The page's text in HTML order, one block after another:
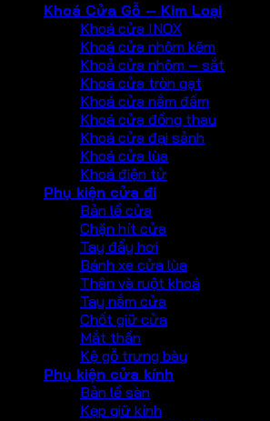
Khoá Cửa Gỗ – Kim Loại
Khoá cửa INOX
Khoá cửa nhôm kẽm
Khoả cửa nhôm – sắt
Khoá cửa tròn gạt
Khoá cửa nắm đấm
Khoá cửa đồng thau
Khoá cửa đại sảnh
Khoá cửa lùa
Khoá điện tử
Phụ kiện cửa đi
Bản lề cửa
Chặn hít cửa
Tay đẩy hơi
Bánh xe cửa lùa
Thân và ruột khoá
Tay nắm cửa
Chốt giữ cửa
Mắt thần
Kệ gỗ trưng bày
Phụ kiện cửa kính
Bản lề sàn
Kẹp giữ kính